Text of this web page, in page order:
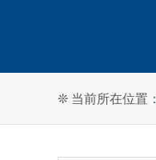
❊ 当前所在位置：